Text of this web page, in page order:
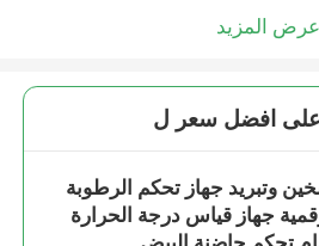
عرض المزيد
افضل سعر ل
وتبريد جهاز تحكم الرطوبة
جهاز قياس درجة الحرارة